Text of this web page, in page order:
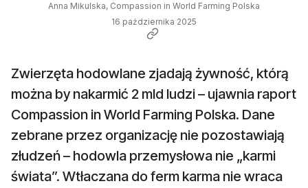
Anna Mikulska, Compassion in World Farming Polska
16 października 2025
Zwierzęta hodowlane zjadają żywność, którą
można by nakarmić 2 mld ludzi – ujawnia raport
Compassion in World Farming Polska. Dane
zebrane przez organizację nie pozostawiają
złudzeń – hodowla przemysłowa nie „karmi
świata”. Wtłaczana do ferm karma nie wraca